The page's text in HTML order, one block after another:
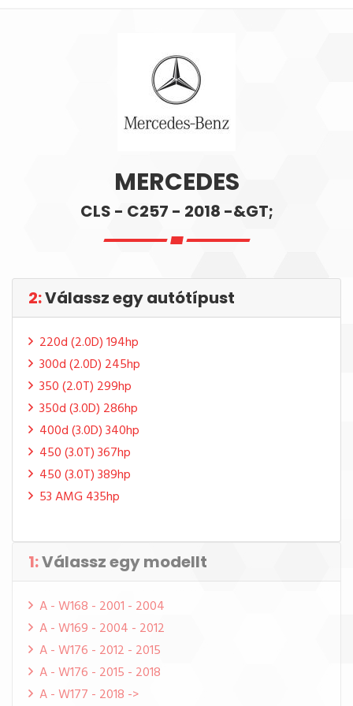
MERCEDES
CLS - C257 - 2018 -&GT;
1:Válassz egy modellt
A - W168 - 2001 - 2004
A - W169 - 2004 - 2012
A - W176 - 2012 - 2015
A - W176 - 2015 - 2018
A - W177 - 2018 ->
2:Válassz egy autótípust
220d (2.0D) 194hp
300d (2.0D) 245hp
350 (2.0T) 299hp
350d (3.0D) 286hp
400d (3.0D) 340hp
450 (3.0T) 367hp
450 (3.0T) 389hp
53 AMG 435hp